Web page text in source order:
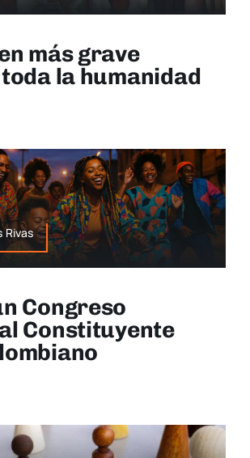
más grave
la humanidad
Rivas
Congreso
Constituyente